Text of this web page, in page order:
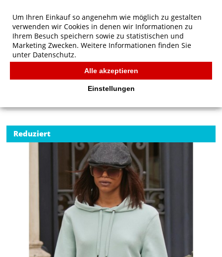
B&C QUEEN Hooded
Reduziert
Um Ihren Einkauf so angenehm wie möglich zu gestalten
verwenden wir Cookies in denen wir Informationen zu
Ihrem Besuch speichern sowie zu statistischen und
Marketing Zwecken. Weitere Informationen finden Sie
unter Datenschutz.
Alle akzeptieren
Einstellungen